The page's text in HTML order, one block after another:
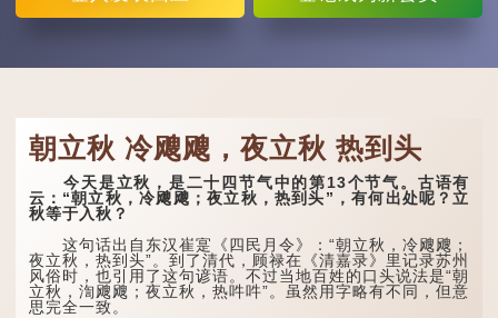
朝立秋 冷飕飕，夜立秋 热到头
今天是立秋，是二十四节气中的第13个节气。古语有
云：“朝立秋，冷飕飕；夜立秋，热到头”，有何出处呢？立
秋等于入秋？
这句话出自东汉崔寔《四民月令》：“朝立秋，冷飕飕；
夜立秋，热到头”。到了清代，顾禄在《清嘉录》里记录苏州
风俗时，也引用了这句谚语。不过当地百姓的口头说法是“朝
立秋，渹飕飕；夜立秋，热吽吽”。虽然用字略有不同，但意
思完全一致。